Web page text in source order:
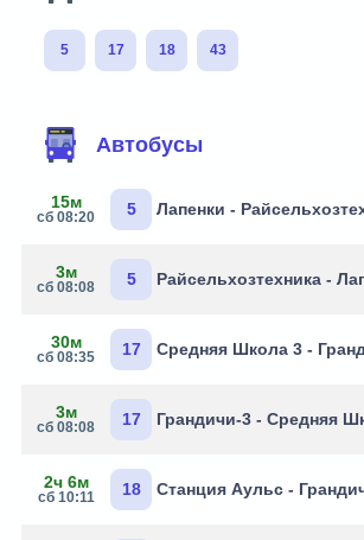
5 17 18 43
Автобусы
15м
сб 08:20 5 Лапенки -
3м
сб 08:08 5 Райсельхозтехника -
30м
сб 08:35 17 Средняя Школа 3 -
3м
сб 08:08 17 Грандичи-3 - Средняя
2ч 6м
сб 10:11 18 Станция Аульс -